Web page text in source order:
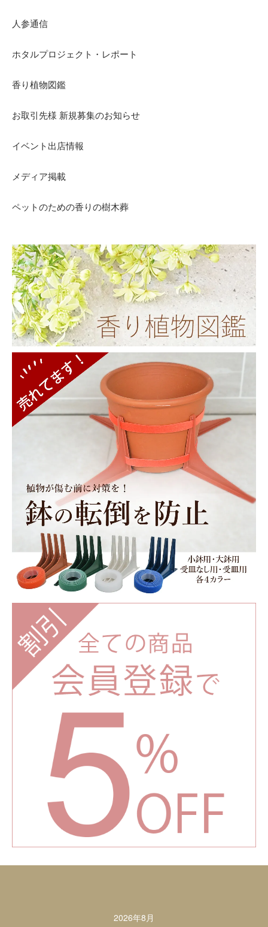
人参通信
ホタルプロジェクト・レポート
香り植物図鑑
お取引先様 新規募集のお知らせ
イベント出店情報
メディア掲載
ペットのための香りの樹木葬
2026年8月